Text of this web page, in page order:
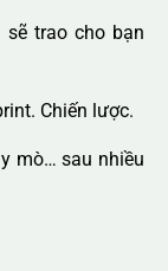
trao cho bạn
Chiến lược.
mò… sau nhiều